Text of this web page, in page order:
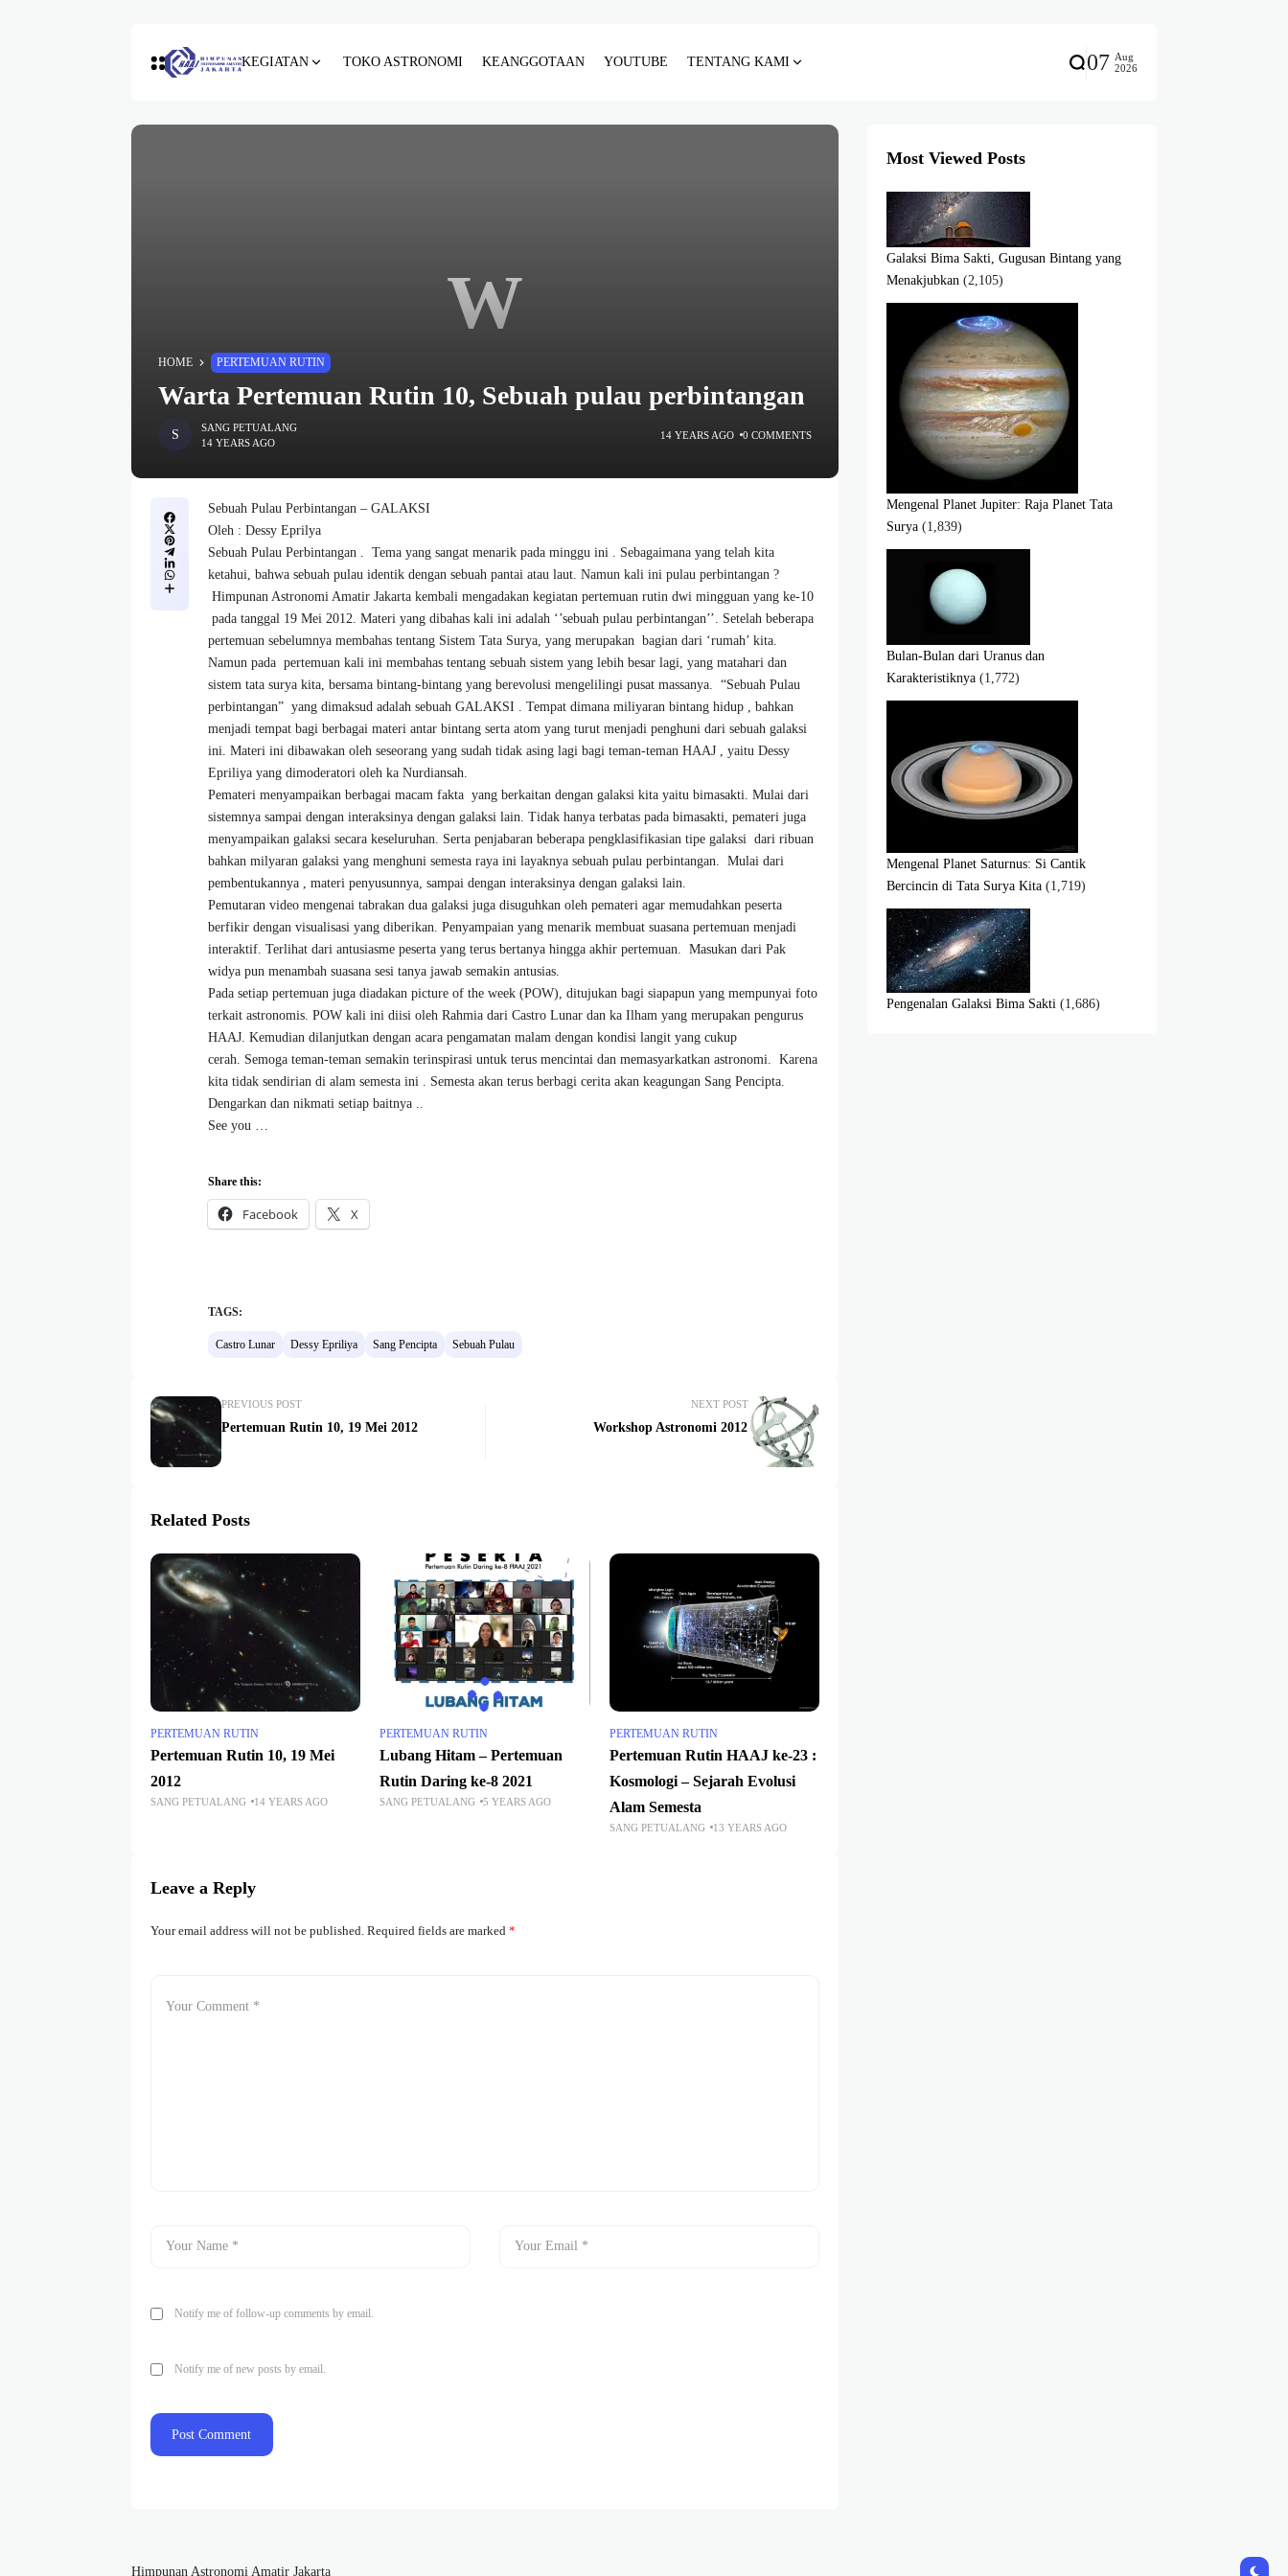
KEGIATAN TOKO ASTRONOMI KEANGGOTAAN YOUTUBE TENTANG KAMI 07 Aug
2026
W
HOME PERTEMUAN RUTIN
Warta Pertemuan Rutin 10, Sebuah pulau perbintangan
SANG PETUALANG
14 YEARS AGO
14 YEARS AGO 0 COMMENTS
Sebuah Pulau Perbintangan – GALAKSI
Oleh : Dessy Eprilya
Sebuah Pulau Perbintangan . Tema yang sangat menarik pada minggu ini . Sebagaimana yang telah kita
ketahui, bahwa sebuah pulau identik dengan sebuah pantai atau laut. Namun kali ini pulau perbintangan ?
Himpunan Astronomi Amatir Jakarta kembali mengadakan kegiatan pertemuan rutin dwi mingguan yang ke-10
pada tanggal 19 Mei 2012. Materi yang dibahas kali ini adalah ‘’sebuah pulau perbintangan’’. Setelah beberapa
pertemuan sebelumnya membahas tentang Sistem Tata Surya, yang merupakan bagian dari ‘rumah’ kita.
Namun pada pertemuan kali ini membahas tentang sebuah sistem yang lebih besar lagi, yang matahari dan
sistem tata surya kita, bersama bintang-bintang yang berevolusi mengelilingi pusat massanya. “Sebuah Pulau
perbintangan” yang dimaksud adalah sebuah GALAKSI . Tempat dimana miliyaran bintang hidup , bahkan
menjadi tempat bagi berbagai materi antar bintang serta atom yang turut menjadi penghuni dari sebuah galaksi
ini. Materi ini dibawakan oleh seseorang yang sudah tidak asing lagi bagi teman-teman HAAJ , yaitu Dessy
Epriliya yang dimoderatori oleh ka Nurdiansah.
Pemateri menyampaikan berbagai macam fakta yang berkaitan dengan galaksi kita yaitu bimasakti. Mulai dari
sistemnya sampai dengan interaksinya dengan galaksi lain. Tidak hanya terbatas pada bimasakti, pemateri juga
menyampaikan galaksi secara keseluruhan. Serta penjabaran beberapa pengklasifikasian tipe galaksi dari ribuan
bahkan milyaran galaksi yang menghuni semesta raya ini layaknya sebuah pulau perbintangan. Mulai dari
pembentukannya , materi penyusunnya, sampai dengan interaksinya dengan galaksi lain.
Pemutaran video mengenai tabrakan dua galaksi juga disuguhkan oleh pemateri agar memudahkan peserta
berfikir dengan visualisasi yang diberikan. Penyampaian yang menarik membuat suasana pertemuan menjadi
interaktif. Terlihat dari antusiasme peserta yang terus bertanya hingga akhir pertemuan. Masukan dari Pak
widya pun menambah suasana sesi tanya jawab semakin antusias.
Pada setiap pertemuan juga diadakan picture of the week (POW), ditujukan bagi siapapun yang mempunyai foto
terkait astronomis. POW kali ini diisi oleh Rahmia dari Castro Lunar dan ka Ilham yang merupakan pengurus
HAAJ. Kemudian dilanjutkan dengan acara pengamatan malam dengan kondisi langit yang cukup
cerah. Semoga teman-teman semakin terinspirasi untuk terus mencintai dan memasyarkatkan astronomi. Karena
kita tidak sendirian di alam semesta ini . Semesta akan terus berbagi cerita akan keagungan Sang Pencipta.
Dengarkan dan nikmati setiap baitnya ..
See you …
Share this:
Facebook X
TAGS:
Castro Lunar Dessy Epriliya Sang Pencipta Sebuah Pulau
PREVIOUS POST
Pertemuan Rutin 10, 19 Mei 2012
NEXT POST
Workshop Astronomi 2012
Related Posts
PERTEMUAN RUTIN
Pertemuan Rutin 10, 19 Mei
2012
SANG PETUALANG 14 YEARS AGO
PERTEMUAN RUTIN
Lubang Hitam – Pertemuan
Rutin Daring ke-8 2021
SANG PETUALANG 5 YEARS AGO
PERTEMUAN RUTIN
Pertemuan Rutin HAAJ ke-23 :
Kosmologi – Sejarah Evolusi
Alam Semesta
SANG PETUALANG 13 YEARS AGO
Leave a Reply
Your email address will not be published. Required fields are marked *
Notify me of follow-up comments by email.
Notify me of new posts by email.
Most Viewed Posts
Galaksi Bima Sakti, Gugusan Bintang yang
Menakjubkan (2,105)
Mengenal Planet Jupiter: Raja Planet Tata
Surya (1,839)
Bulan-Bulan dari Uranus dan
Karakteristiknya (1,772)
Mengenal Planet Saturnus: Si Cantik
Bercincin di Tata Surya Kita (1,719)
Pengenalan Galaksi Bima Sakti (1,686)
Himpunan Astronomi Amatir Jakarta